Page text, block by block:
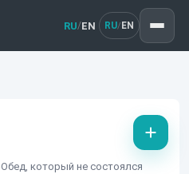
RU/EN RU/ EN
Обед, который не состоялся